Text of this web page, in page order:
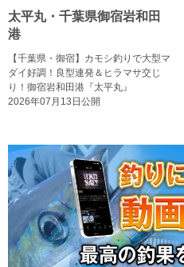
太平丸・千葉県御宿岩和田
港
【千葉県・御宿】カモシ釣りで大型マ
ダイ好調！良型連発＆ヒラマサ交じ
り！御宿岩和田港『太平丸』
2026年07月13日公開